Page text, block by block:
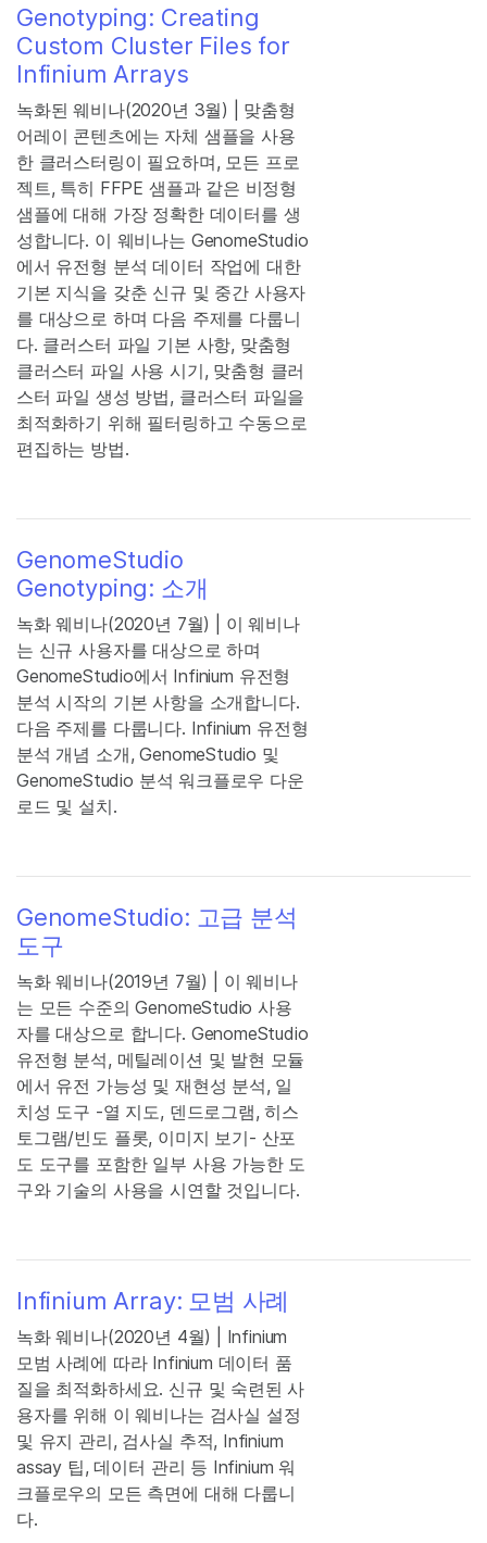
Genotyping: Creating
Custom Cluster Files for
Infinium Arrays
녹화된 웨비나(2020년 3월) | 맞춤형
어레이 콘텐츠에는 자체 샘플을 사용
한 클러스터링이 필요하며, 모든 프로
젝트, 특히 FFPE 샘플과 같은 비정형
샘플에 대해 가장 정확한 데이터를 생
성합니다. 이 웨비나는 GenomeStudio
에서 유전형 분석 데이터 작업에 대한
기본 지식을 갖춘 신규 및 중간 사용자
를 대상으로 하며 다음 주제를 다룹니
다. 클러스터 파일 기본 사항, 맞춤형
클러스터 파일 사용 시기, 맞춤형 클러
스터 파일 생성 방법, 클러스터 파일을
최적화하기 위해 필터링하고 수동으로
편집하는 방법.
GenomeStudio
Genotyping: 소개
녹화 웨비나(2020년 7월) | 이 웨비나
는 신규 사용자를 대상으로 하며
GenomeStudio에서 Infinium 유전형
분석 시작의 기본 사항을 소개합니다.
다음 주제를 다룹니다. Infinium 유전형
분석 개념 소개, GenomeStudio 및
GenomeStudio 분석 워크플로우 다운
로드 및 설치.
GenomeStudio: 고급 분석
도구
녹화 웨비나(2019년 7월) | 이 웨비나
는 모든 수준의 GenomeStudio 사용
자를 대상으로 합니다. GenomeStudio
유전형 분석, 메틸레이션 및 발현 모듈
에서 유전 가능성 및 재현성 분석, 일
치성 도구 -열 지도, 덴드로그램, 히스
토그램/빈도 플롯, 이미지 보기- 산포
도 도구를 포함한 일부 사용 가능한 도
구와 기술의 사용을 시연할 것입니다.
Infinium Array: 모범 사례
녹화 웨비나(2020년 4월) | Infinium
모범 사례에 따라 Infinium 데이터 품
질을 최적화하세요. 신규 및 숙련된 사
용자를 위해 이 웨비나는 검사실 설정
및 유지 관리, 검사실 추적, Infinium
assay 팁, 데이터 관리 등 Infinium 워
크플로우의 모든 측면에 대해 다룹니
다.